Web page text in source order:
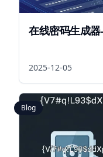
在线密码生成
2025-12-05
Blog